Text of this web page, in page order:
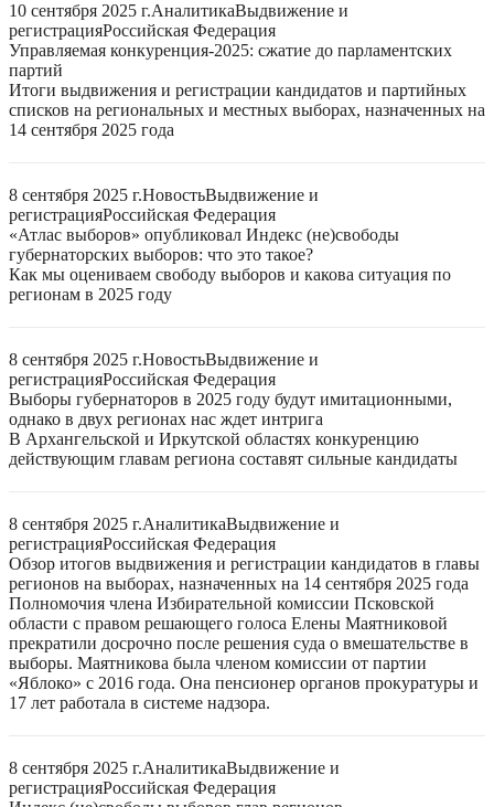
10 сентября 2025 г.АналитикаВыдвижение и
регистрацияРоссийская Федерация
Управляемая конкуренция-2025: сжатие до парламентских
партий
Итоги выдвижения и регистрации кандидатов и партийных
списков на региональных и местных выборах, назначенных на
14 сентября 2025 года
8 сентября 2025 г.НовостьВыдвижение и
регистрацияРоссийская Федерация
«Атлас выборов» опубликовал Индекс (не)свободы
губернаторских выборов: что это такое?
Как мы оцениваем свободу выборов и какова ситуация по
регионам в 2025 году
8 сентября 2025 г.НовостьВыдвижение и
регистрацияРоссийская Федерация
Выборы губернаторов в 2025 году будут имитационными,
однако в двух регионах нас ждет интрига
В Архангельской и Иркутской областях конкуренцию
действующим главам региона составят сильные кандидаты
8 сентября 2025 г.АналитикаВыдвижение и
регистрацияРоссийская Федерация
Обзор итогов выдвижения и регистрации кандидатов в главы
регионов на выборах, назначенных на 14 сентября 2025 года
Полномочия члена Избирательной комиссии Псковской
области с правом решающего голоса Елены Маятниковой
прекратили досрочно после решения суда о вмешательстве в
выборы. Маятникова была членом комиссии от партии
«Яблоко» с 2016 года. Она пенсионер органов прокуратуры и
17 лет работала в системе надзора.
8 сентября 2025 г.АналитикаВыдвижение и
регистрацияРоссийская Федерация